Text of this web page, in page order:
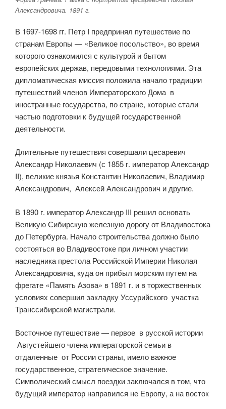
Александровича. 1891 г.
В 1697-1698 гг. Петр I предпринял путешествие по
странам Европы — «Великое посольство», во время
которого ознакомился с культурой и бытом
европейских держав, передовыми технологиями. Эта
дипломатическая миссия положила начало традиции
путешествий членов Императорского Дома в
иностранные государства, по стране, которые стали
частью подготовки к будущей государственной
деятельности.
Длительные путешествия совершали цесаревич
Александр Николаевич (с 1855 г. император Александр
II), великие князья Константин Николаевич, Владимир
Александрович, Алексей Александрович и другие.
В 1890 г. император Александр III решил основать
Великую Сибирскую железную дорогу от Владивостока
до Петербурга. Начало строительства должно было
состояться во Владивостоке при личном участии
наследника престола Российской Империи Николая
Александровича, куда он прибыл морским путем на
фрегате «Память Азова» в 1891 г. и в торжественных
условиях совершил закладку Уссурийского участка
Транссибирской магистрали.
Восточное путешествие — первое в русской истории
Августейшего члена императорской семьи в
отдаленные от России страны, имело важное
государственное, стратегическое значение.
Символический смысл поездки заключался в том, что
будущий император направился не Европу, а на восток